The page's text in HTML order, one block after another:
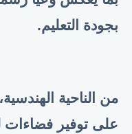
بجودة التعليم.
من الناحية
على توفير